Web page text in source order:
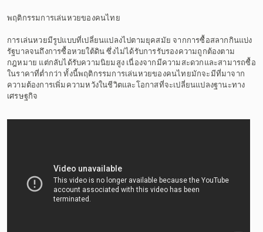
พฤติกรรมการเล่นหวยของคนไทย
การเล่นหวยมีรูปแบบที่เปลี่ยนแปลงไปตามยุคสมัย จากการซื้อสลากกินแบ่ง
รัฐบาลจนถึงการซื้อหวยใต้ดิน ซึ่งไม่ได้รับการรับรองความถูกต้องตาม
กฎหมาย แต่กลับได้รับความนิยมสูง เนื่องจากมีความสะดวกและสามารถซื้อ
ในราคาที่ต่ำกว่า ทั้งนี้พฤติกรรมการเล่นหวยของคนไทยมักจะมีที่มาจาก
ความต้องการเพิ่มความหวังในชีวิตและโอกาสที่จะเปลี่ยนแปลงฐานะทาง
เศรษฐกิจ